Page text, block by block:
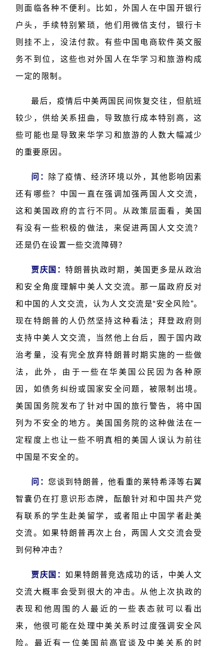
则面临各种不便利。比如，外国人在中国开银行
户头，手续特别繁琐，他们用微信支付，银行卡
则挂不上，没法付款。有些中国电商软件英文服
务不到位，这些也对外国人在华学习和旅游构成
一定的限制。
最后，疫情后中美两国民间恢复交往，但航班
较少，供给关系扭曲，导致旅行成本特别高，这
些可能也是导致来华学习和旅游的人数大幅减少
的重要原因。
问： 除了疫情、经济环境以外，其他影响因素
还有哪些？中国一直在强调加强两国人文交流，
这和美国政府的言行不同。从政策层面看，美国
有没有一些积极的做法，来促进两国人文交流？
还是仍在设置一些交流障碍？
贾庆国：特朗普执政时期，美国更多是从政治
和安全角度理解中美人文交流。那一届政府反对
和中国的人文交流，认为人文交流是“安全风险”。
现在特朗普的人仍然坚持这种看法；拜登政府则
支持中美人文交流，当然他上台后，囿于国内政
治考量，没有完全放弃特朗普时期实施的一些做
法，此外，由于一些在华美国公民因为各种原
因，如债务纠纷或国家安全问题，被限制出境。
美国国务院发布了针对中国的旅行警告，将中国
列为不安全的地方。美国国务院的这种做法在一
定程度上也让一些不明真相的美国人误认为前往
中国是不安全的。
问：您谈到特朗普，他看重的莱特希泽等右翼
智囊仍在打意识形态牌，酝酿针对和中国共产党
有联系的学生赴美留学，或者阻止中国学者赴美
交流。如果特朗普再次上台，两国人文交流会受
到何种冲击？
贾庆国：如果特朗普竞选成功的话，中美人文
交流大概率会受到很大的冲击。从他上次执政的
表现和他周围的人最近的一些表态就可以看出
来，他很可能在处理中美关系时过度强调安全风
险。最近有一位美国前高官谈及中美关系的时